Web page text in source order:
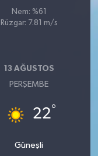
Nem: %61
Rüzgar: 7.81 m/s
13 AĞUSTOS
PERŞEMBE
22°
Güneşli